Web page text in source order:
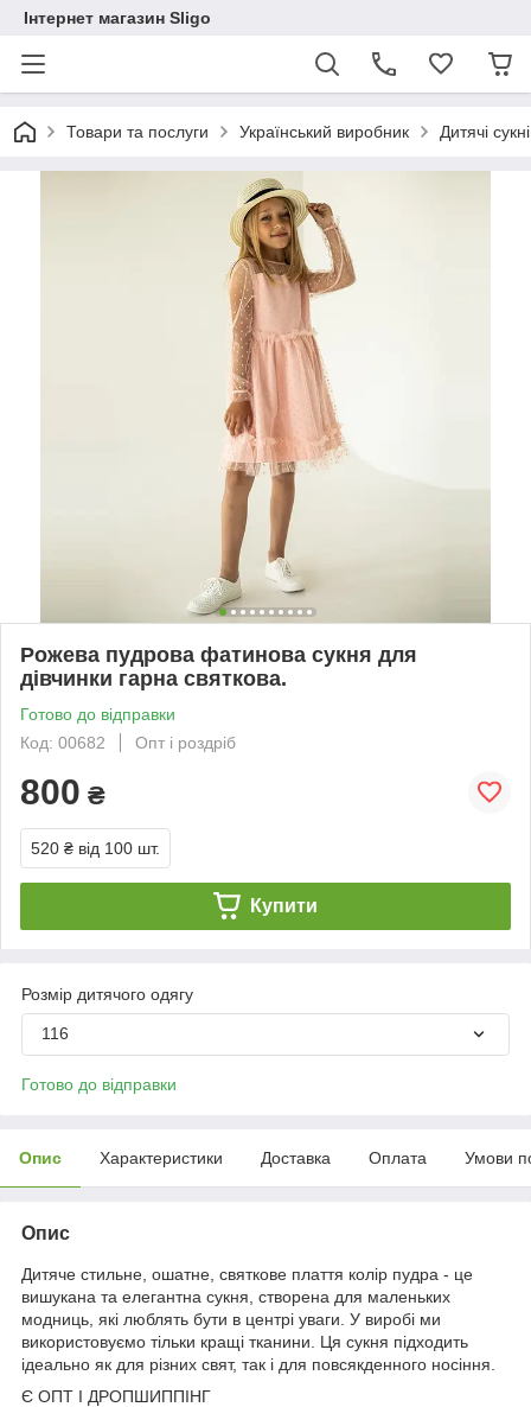
Інтернет магазин Sligo
Товари та послуги Український виробник Дитячі сукні
Рожева пудрова фатинова сукня для
дівчинки гарна святкова.
Готово до відправки
Код: 00682
Опт і роздріб
800 ₴
520 ₴ від 100 шт.
Купити
Розмір дитячого одягу
116
Готово до відправки
Опис Характеристики Доставка Оплата Умови
Опис
Дитяче стильне, ошатне, святкове плаття колір пудра - це
вишукана та елегантна сукня, створена для маленьких
модниць, які люблять бути в центрі уваги. У виробі ми
використовуємо тільки кращі тканини. Ця сукня підходить
ідеально як для різних свят, так і для повсякденного носіння.
Є ОПТ І ДРОПШИППІНГ